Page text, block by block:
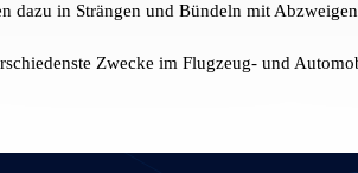
dazu in Strängen und Bündeln mit
Zwecke im Flugzeug- und